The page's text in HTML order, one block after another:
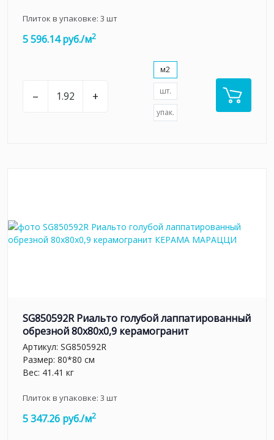
Плиток в упаковке: 3 шт
5 596.14 руб./м2
– +
м2
шт.
упак.
SG850592R Риальто голубой лаппатированный
обрезной 80x80x0,9 керамогранит
Артикул: SG850592R
Размер: 80*80 см
Вес: 41.41 кг
Плиток в упаковке: 3 шт
5 347.26 руб./м2